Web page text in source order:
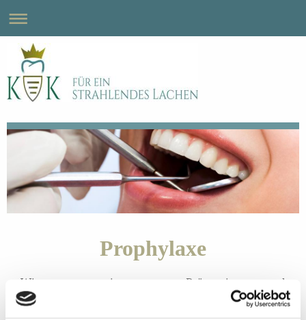
Prophylaxe
Wir sorgen mit unseren Präventions- und
Prophylaxe-Maßnahmen für den dauerhaften
Erhalt von Zahnfleisch, Zähnen, Mundschleimhaut